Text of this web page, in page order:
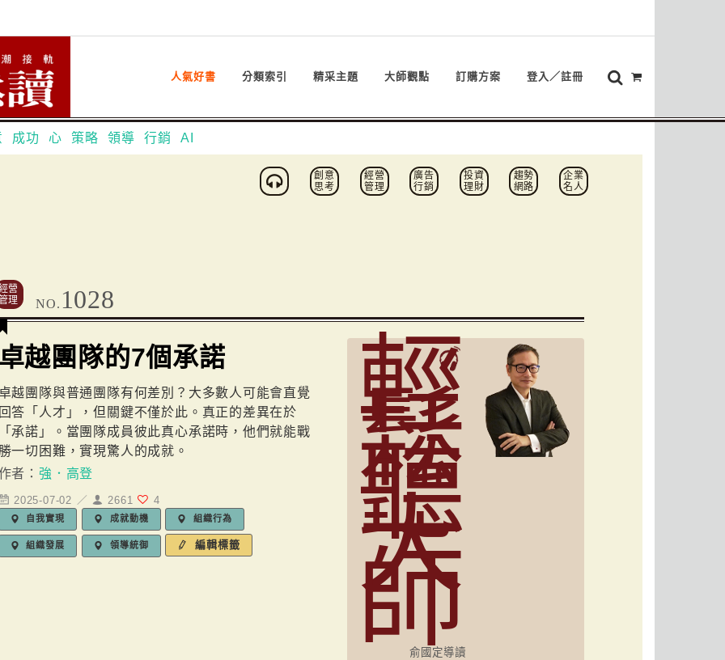
人氣好書 分類索引 精采主題 大師觀點 訂購方案 登入／註冊
成功 心 策略 領導 行銷 AI
創意
思考
經營
管理
廣告
行銷
投資
理財
趨勢
網路
企業
名人
營
理
NO. 1028
越團隊的7個承諾
越團隊與普通團隊有何差別？大多數人可能會直覺
答「人才」，但關鍵不僅於此。真正的差異在於
承諾」。當團隊成員彼此真心承諾時，他們就能戰
一切困難，實現驚人的成就。
者： 強．高登
2025-07-02 ／ 2661 4
自我實現 成就動機 組織行為
組織發展 領導統御 編輯標籤
輕
鬆
聽
大
師
俞國定導讀